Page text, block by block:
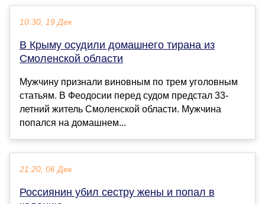
10:30, 19 Дек
В Крыму осудили домашнего тирана из
Смоленской области
Мужчину признали виновным по трем уголовным
статьям. В Феодосии перед судом предстал 33-
летний житель Смоленской области. Мужчина
попался на домашнем...
21:20, 06 Дек
Россиянин убил сестру жены и попал в